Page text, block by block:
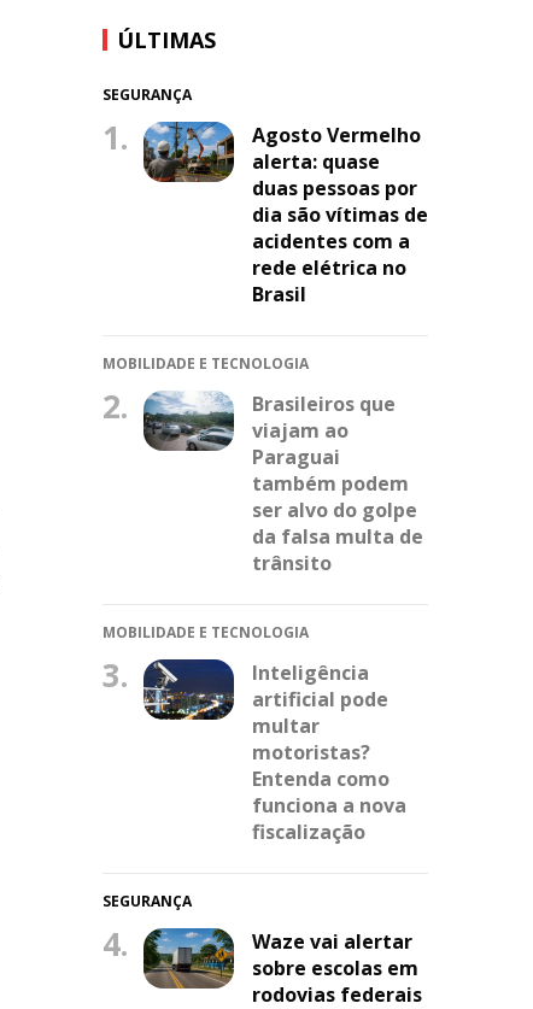
ÚLTIMAS
SEGURANÇA
1.
Agosto Vermelho
alerta: quase
duas pessoas por
dia são vítimas de
acidentes com a
rede elétrica no
Brasil
MOBILIDADE E TECNOLOGIA
2.
Brasileiros que
viajam ao
Paraguai
também podem
ser alvo do golpe
da falsa multa de
trânsito
MOBILIDADE E TECNOLOGIA
3.
Inteligência
artificial pode
multar
motoristas?
Entenda como
funciona a nova
fiscalização
SEGURANÇA
4.
Waze vai alertar
sobre escolas em
rodovias federais